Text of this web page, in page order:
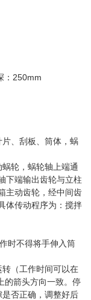
250mm
、刮板、筒体，蜗
轮，蜗轮轴上端通
下端输出齿轮与立柱
主动齿轮，经中间齿
体传动程序为：搅拌
时不得将手伸入筒
转（工作时间可以在
的箭头方向一致。停
否正确，调整好后